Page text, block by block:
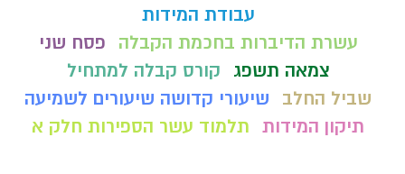
עבודת המידות
עשרת הדיברות בחכמת הקבלה
פסח שני
צמאה תשפג
קורס קבלה למתחיל
שביל החלב
שיעורי קדושה שיעורים לשמיעה
תיקון המידות תלמוד עשר הספירות חלק א